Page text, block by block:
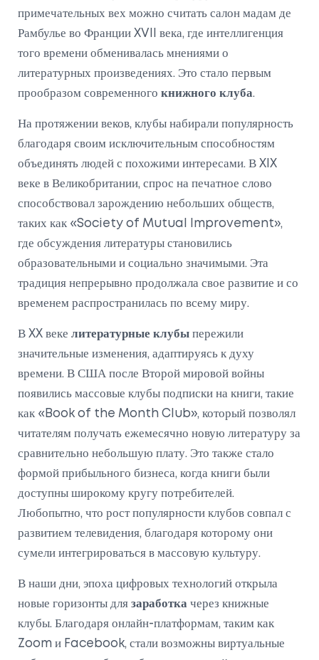
примечательных вех можно считать салон мадам де
Рамбулье во Франции XVII века, где интеллигенция
того времени обменивалась мнениями о
литературных произведениях. Это стало первым
прообразом современного книжного клуба.
На протяжении веков, клубы набирали популярность
благодаря своим исключительным способностям
объединять людей с похожими интересами. В XIX
веке в Великобритании, спрос на печатное слово
способствовал зарождению небольших обществ,
таких как «Society of Mutual Improvement»,
где обсуждения литературы становились
образовательными и социально значимыми. Эта
традиция непрерывно продолжала свое развитие и со
временем распространилась по всему миру.
В XX веке литературные клубы пережили
значительные изменения, адаптируясь к духу
времени. В США после Второй мировой войны
появились массовые клубы подписки на книги, такие
как «Book of the Month Club», который позволял
читателям получать ежемесячно новую литературу за
сравнительно небольшую плату. Это также стало
формой прибыльного бизнеса, когда книги были
доступны широкому кругу потребителей.
Любопытно, что рост популярности клубов совпал с
развитием телевидения, благодаря которому они
сумели интегрироваться в массовую культуру.
В наши дни, эпоха цифровых технологий открыла
новые горизонты для заработка через книжные
клубы. Благодаря онлайн-платформам, таким как
Zoom и Facebook, стали возможны виртуальные